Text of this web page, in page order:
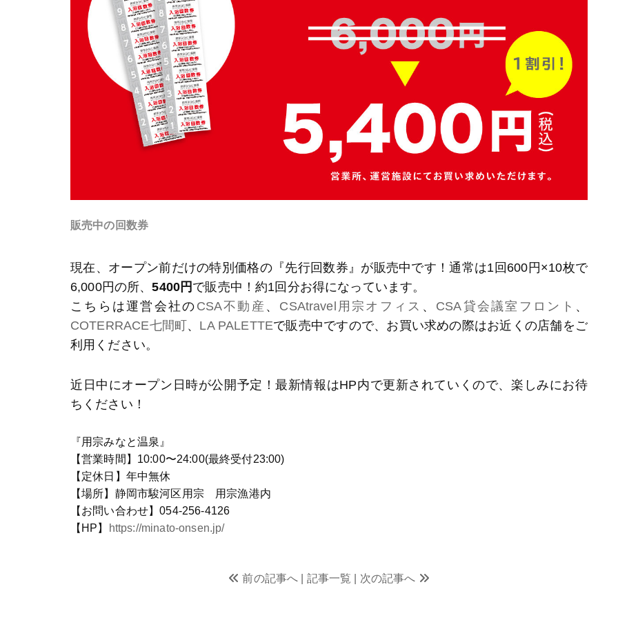
販売中の回数券
現在、オープン前だけの特別価格の『先行回数券』が販売中です！通常は1回600円×10枚で
6,000円の所、5400円 で販売中！約1回分お得になっています。
こちらは運営会社の CSA不動産 、 CSAtravel用宗オフィス 、 CSA貸会議室フロント 、
COTERRACE七間町 、 LA PALETTEで販売中ですので、お買い求めの際はお近くの店舗をご
利用ください。
近日中にオープン日時が公開予定！最新情報はHP内で更新されていくので、楽しみにお待
ちください！
『用宗みなと温泉』
【営業時間】10:00〜24:00(最終受付23:00)
【定休日】年中無休
【場所】静岡市駿河区用宗 用宗漁港内
【お問い合わせ】054-256-4126
【HP】
https://minato-onsen.jp/
前の記事へ | 記事一覧 | 次の記事へ